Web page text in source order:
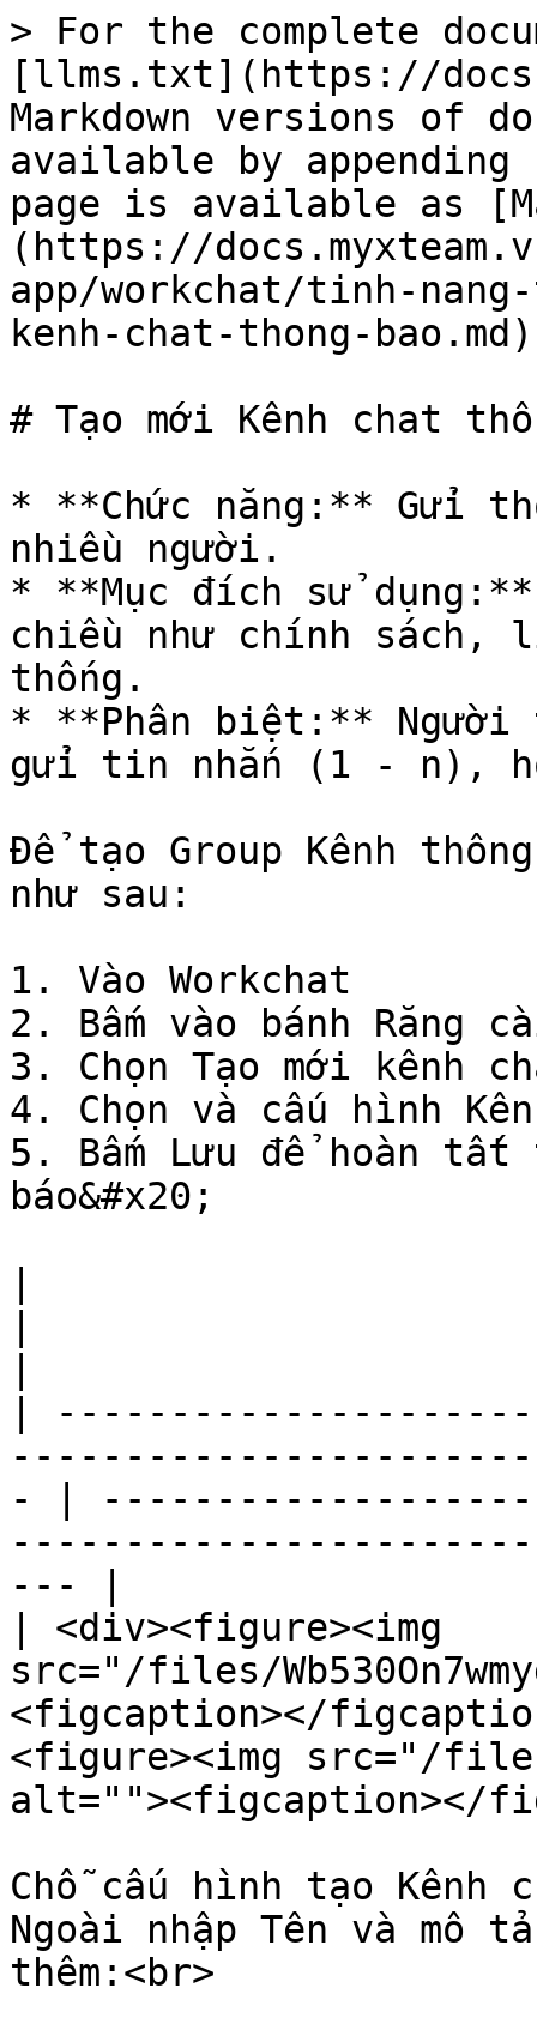
> For the complete
[llms.txt](https://
Markdown versions of
available by
page is available as
(https://
app/workchat/tinh-
kenh-chat-thong-
# Tạo mới Kênh chat
* **Chức năng:** Gửi
nhiều người.
* **Mục đích sử
chiều như chính sách,
thống.
* **Phân biệt:** Người
gửi tin nhắn (1 - n),
Để tạo Group Kênh
như sau:
1. Vào Workchat
2. Bấm vào bánh Răng
3. Chọn Tạo mới kênh
4. Chọn và cấu hình
5. Bấm Lưu để hoàn tất
báo&#x20;
|
- |
--- |
| <div><figure><img
src="/files/
<figcaption></
<figure><img src="/
alt=""><figcaption></
Chỗ cấu hình tạo Kênh
Ngoài nhập Tên và mô
thêm:<br>